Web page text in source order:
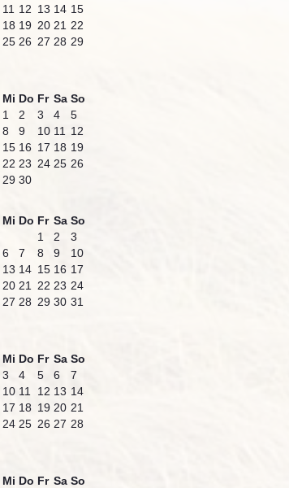
11 12 13 14 15
18 19 20 21 22
25 26 27 28 29
Mi Do Fr Sa So
1
2 3 4
5
8 9 10 11
12
15 16 17 18 19
22 23 24 25 26
29 30
Mi Do Fr Sa So
1
2
3
6 7 8 9
10
13 14 15 16 17
20 21 22 23 24
27 28 29 30 31
Mi Do Fr Sa So
3 4 5 6
7
10 11 12 13 14
17 18 19 20 21
24 25 26 27 28
Mi Do Fr Sa So